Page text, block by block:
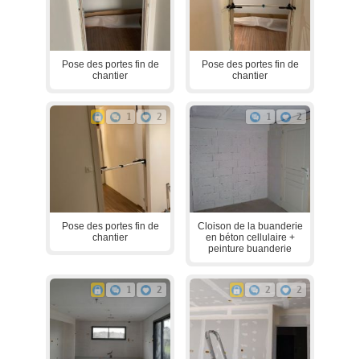
Pose des portes fin de
chantier
Pose des portes fin de
chantier
1 2
Pose des portes fin de
chantier
1 2
Cloison de la buanderie
en béton cellulaire +
peinture buanderie
1 2 2 2